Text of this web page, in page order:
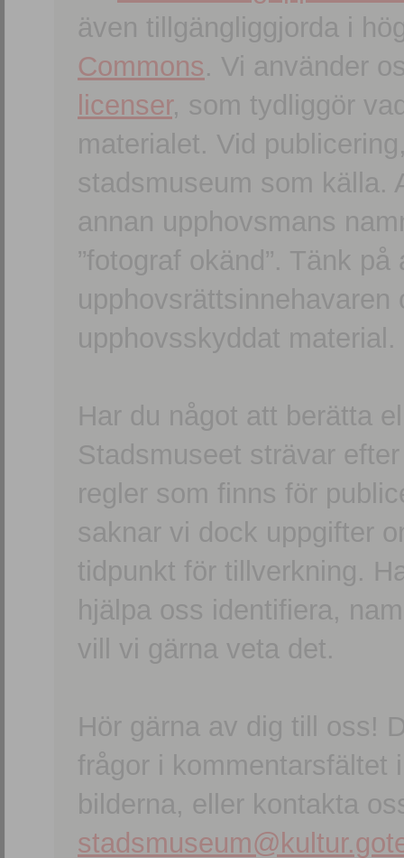
även tillgängliggjorda i
Commons. Vi använder
licenser, som tydliggör
materialet. Vid
stadsmuseum som källa.
annan upphovsmans
”fotograf okänd”. Tänk
upphovsskyddat material.
Har du något att berätta
Stadsmuseet strävar
regler som finns för
saknar vi dock uppgifter
tidpunkt för tillverkning.
hjälpa oss identifiera,
vill vi gärna veta det.
Hör gärna av dig till oss!
frågor i kommentarsfältet
bilderna, eller kontakta